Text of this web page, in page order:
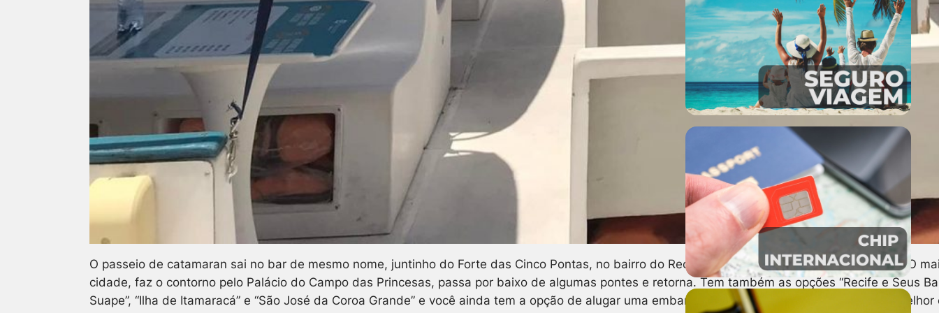
O passeio de catamaran sai no bar de mesmo nome, juntinho do Forte das Cinco Pontas, no bairro do Recife. São várias as opções de passeios. O
cidade, faz o contorno pelo Palácio do Campo das Princesas, passa por baixo de algumas pontes e retorna. Tem também as opções “Recife e Seus
Suape”, “Ilha de Itamaracá” e “São José da Coroa Grande” e você ainda tem a opção de alugar uma embarcação ou fazer sua festa a bordo no